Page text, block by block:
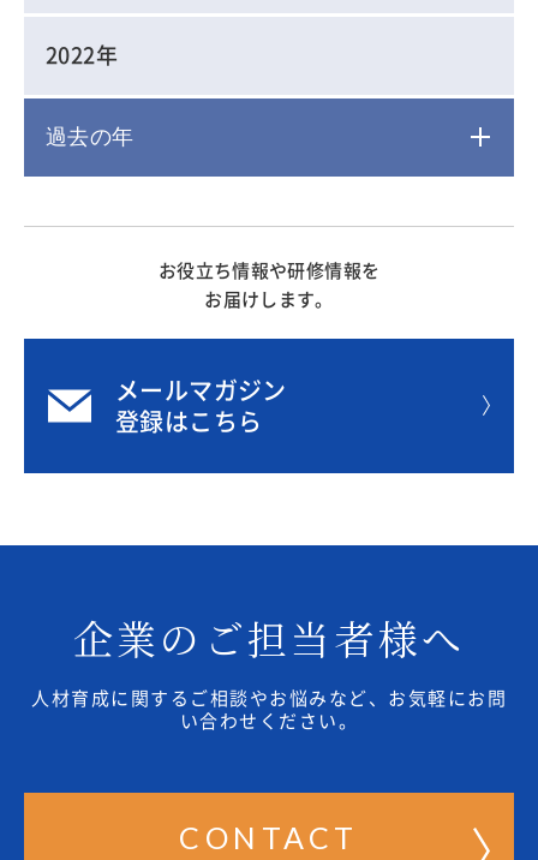
2022年
過去の年
お役立ち情報や研修情報を
お届けします。
メールマガジン
登録はこちら
企業のご担当者様へ
人材育成に関するご相談やお悩みなど、お気軽にお問
い合わせください。
CONTACT